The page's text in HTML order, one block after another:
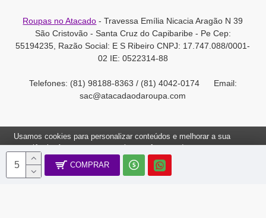
COMPRAR
Roupas no Atacado - Travessa Emília Nicacia Aragão N 39
São Cristovão - Santa Cruz do Capibaribe - Pe Cep:
55194235, Razão Social: E S Ribeiro CNPJ: 17.747.088/0001-
02 IE: 0522314-88
Telefones: (81) 98188-8363 / (81) 4042-0174 Email:
sac@atacadaodaroupa.com
Roupas no Atacado 2012-2022, Todos os direitos reservados.
Usamos cookies para personalizar conteúdos e melhorar a sua
experiência. Ao navegar neste site, você concorda com a nossa
Política de Cookies.